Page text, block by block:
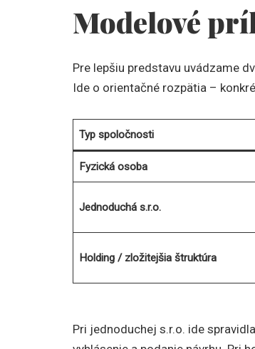
Modelové
Pre lepšiu predstavu uvádzame
Ide o orientačné rozpätia –
Typ spoločnosti
Fyzická osoba
Jednoduchá s.r.o.
Holding / zložitejšia štruktúra
Pri jednoduchej s.r.o. ide